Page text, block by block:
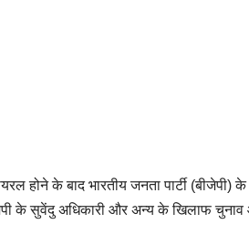
होने के बाद भारतीय जनता पार्टी (बीजेपी)
के सुवेंदु अधिकारी और अन्य के खिलाफ चुनाव